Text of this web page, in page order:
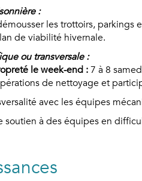
:
les trottoirs, parkings
de viabilité hivernale.
ou transversale :
le week-end :7 à 8
de nettoyage et
avec les équipes
soutien à des équipes en